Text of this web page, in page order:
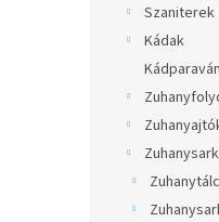
Szaniterek
Kádak